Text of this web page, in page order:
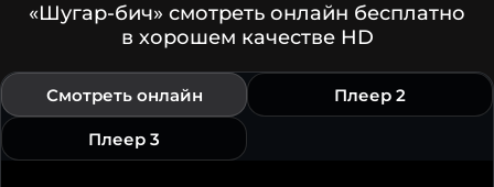
«Шугар-бич» смотреть онлайн бесплатно
в хорошем качестве HD
Смотреть онлайн Плеер 2
Плеер 3